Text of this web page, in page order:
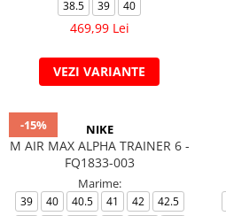
Pantaloni
Pantaloni scurți
Treninguri
Veste
Treninguri38.5
39 40
469,99 Lei
VEZI VARIANTE
-15% NIKE
M AIR MAX ALPHA TRAINER 6 -
FQ1833-003
Marime:
39 40 40.5 41 42
42.5